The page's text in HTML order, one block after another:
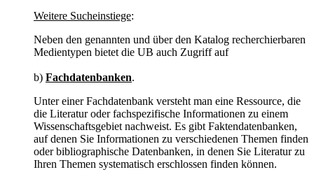
Weitere Sucheinstiege:
Neben den genannten und über den Katalog recherchierbaren
Medientypen bietet die UB auch Zugriff auf
b) Fachdatenbanken.
Unter einer Fachdatenbank versteht man eine Ressource, die
die Literatur oder fachspezifische Informationen zu einem
Wissenschaftsgebiet nachweist. Es gibt Faktendatenbanken,
auf denen Sie Informationen zu verschiedenen Themen finden
oder bibliographische Datenbanken, in denen Sie Literatur zu
Ihren Themen systematisch erschlossen finden können.